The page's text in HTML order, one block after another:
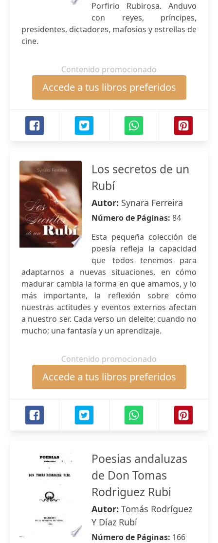
Porfirio Rubirosa. Anduvo
con reyes, príncipes,
presidentes, dictadores, mafosios y estrellas de
cine.
Contenido promocionado
Accede a tus libros preferidos
Los secretos de un
Rubí
Autor: Synara Ferreira
Número de Páginas: 84
Esta pequeña colección de
poesía refleja la capacidad
que todos tenemos para
adaptarnos a nuevas situaciones, en cómo
madurar cambia la forma en que amamos, y lo
más importante, la reflexión sobre cómo
nuestras actitudes y eventos externos afectan
a nuestro ser. Cada verso un deleite; cuando no
mucho; una fantasía y un aprendizaje.
Contenido promocionado
Accede a tus libros preferidos
Poesias andaluzas
de Don Tomas
Rodriguez Rubi
Autor: Tomás Rodríguez
Y Díaz Rubí
Número de Páginas: 166